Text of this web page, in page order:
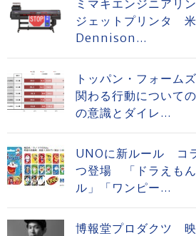
ミマキエンジニアリ
ジェットプリンタ
Dennison...
トッパン・フォー
関わる行動について
の意識とダイレ...
UNOに新ルール コ
つ登場 「ドラえも
ル」「ワンピー...
博報堂プロダクツ 映